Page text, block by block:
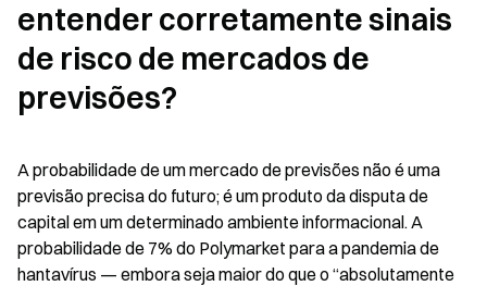
entender corretamente sinais
de risco de mercados de
previsões?
A probabilidade de um mercado de previsões não é uma
previsão precisa do futuro; é um produto da disputa de
capital em um determinado ambiente informacional. A
probabilidade de 7% do Polymarket para a pandemia de
hantavírus — embora seja maior do que o “absolutamente